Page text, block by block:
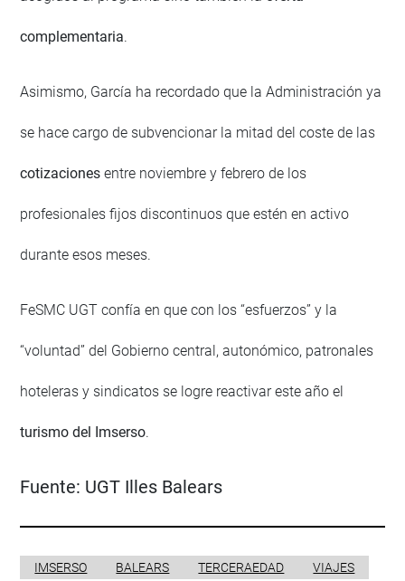
complementaria.
Asimismo, García ha recordado que la Administración ya
se hace cargo de subvencionar la mitad del coste de las
cotizaciones entre noviembre y febrero de los
profesionales fijos discontinuos que estén en activo
durante esos meses.
FeSMC UGT confía en que con los “esfuerzos” y la
“voluntad” del Gobierno central, autonómico, patronales
hoteleras y sindicatos se logre reactivar este año el
turismo del Imserso.
Fuente: UGT Illes Balears
IMSERSO BALEARS TERCERAEDAD VIAJES